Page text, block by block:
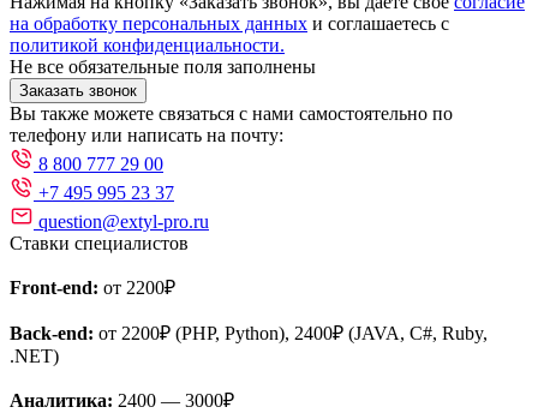
на обработку персональных данных и соглашаетесь с
политикой конфиденциальности.
Не все обязательные поля заполнены
Заказать звонок
Вы также можете связаться с нами самостоятельно по
телефону или написать на почту:
8 800 777 29 00
+7 495 995 23 37
question@extyl-pro.ru
Ставки специалистов
Front-end: от 2200₽
Back-end: от 2200₽ (PHP, Python), 2400₽ (JAVA, C#, Ruby,
.NET)
Аналитика: 2400 — 3000₽